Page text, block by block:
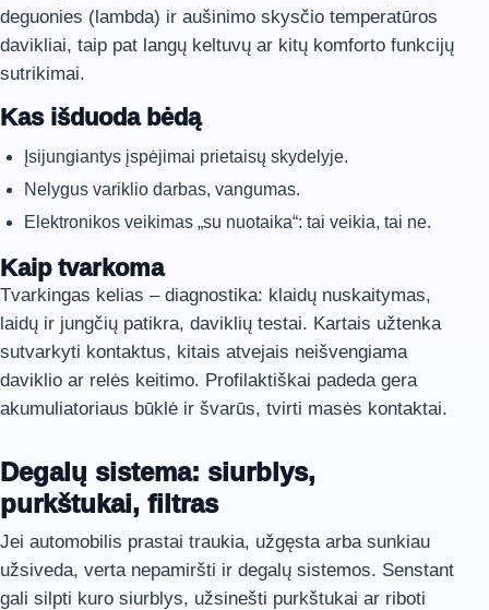
deguonies (lambda) ir aušinimo skysčio temperatūros
davikliai, taip pat langų keltuvų ar kitų komforto funkcijų
sutrikimai.
Kas išduoda bėdą
Įsijungiantys įspėjimai prietaisų skydelyje.
Nelygus variklio darbas, vangumas.
Elektronikos veikimas „su nuotaika“: tai veikia, tai ne.
Kaip tvarkoma
Tvarkingas kelias – diagnostika: klaidų nuskaitymas,
laidų ir jungčių patikra, daviklių testai. Kartais užtenka
sutvarkyti kontaktus, kitais atvejais neišvengiama
daviklio ar relės keitimo. Profilaktiškai padeda gera
akumuliatoriaus būklė ir švarūs, tvirti masės kontaktai.
Degalų sistema: siurblys,
purkštukai, filtras
Jei automobilis prastai traukia, užgęsta arba sunkiau
užsiveda, verta nepamiršti ir degalų sistemos. Senstant
gali silpti kuro siurblys, užsinešti purkštukai ar riboti